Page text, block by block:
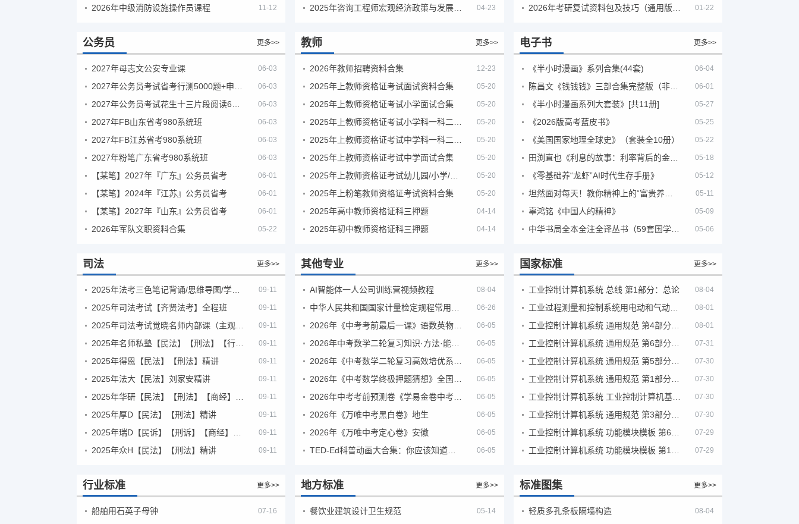
2026年中级消防设施操作员课程 11-12 04-23 01-22
公务员 更多>>
2027年母志文公安专业课 06-03
06-03
06-03
2027年FB山东省考980系统班 06-03
2027年FB江苏省考980系统班 06-03
2027年粉笔广东省考980系统班 06-03
【某笔】2027年『广东』公务员省考 06-01
【某笔】2024年『江苏』公务员省考 06-01
【某笔】2027年『山东』公务员省考 06-01
2026年军队文职资料合集 05-22
教师 更多>>
2026年教师招聘资料合集 12-23
2025年上教师资格证考试面试资料合集 05-20
2025年上教师资格证考试小学面试合集 05-20
05-20
05-20
2025年上教师资格证考试中学面试合集 05-20
05-20
2025年上粉笔教师资格证考试资料合集 05-20
2025年高中教师资格证科三押题 04-14
2025年初中教师资格证科三押题 04-14
电子书 更多>>
《半小时漫画》系列合集(44套) 06-04
陈昌文《钱钱钱》三部合集完整版（非出版书籍） 06-01
《半小时漫画系列大套装》[共11册] 05-27
《2026版高考蓝皮书》 05-25
《美国国家地理全球史》（套装全10册） 05-22
田渕直也《利息的故事：利率背后的金融世界》 05-18
《零基础养“龙虾”AI时代生存手册》 05-12
05-11
辜鸿铭《中国人的精神》 05-09
中华书局全本全注全译丛书（59套国学经典） 05-06
司法 更多>>
09-11
2025年司法考试【齐贤法考】全程班 09-11
09-11
09-11
2025年得恩【民法】【刑法】精讲 09-11
2025年法大【民法】刘家安精讲 09-11
09-11
2025年厚D【民法】【刑法】精讲 09-11
09-11
2025年众H【民法】【刑法】精讲 09-11
其他专业 更多>>
AI智能体一人公司训练营视频教程 08-04
06-26
06-05
06-05
06-05
06-05
06-05
2026年《万唯中考黑白卷》地生 06-05
2026年《万唯中考定心卷》安徽 06-05
06-05
国家标准 更多>>
工业控制计算机系统 总线 第1部分：总论 08-04
工业过程测量和控制系统用电动和气动模拟计算器性能评定方法 08-01
08-01
07-31
07-30
07-30
工业控制计算机系统 工业控制计算机基本平台 第2部分：性能评定方法 07-30
07-30
07-29
07-29
行业标准 更多>>
船舶用石英子母钟 07-16
地方标准 更多>>
餐饮业建筑设计卫生规范 05-14
标准图集 更多>>
轻质多孔条板隔墙构造 08-04